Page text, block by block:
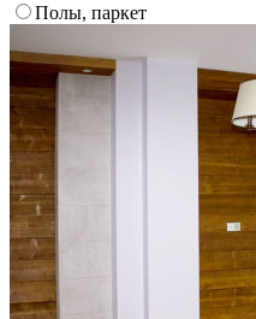
Полы, паркет